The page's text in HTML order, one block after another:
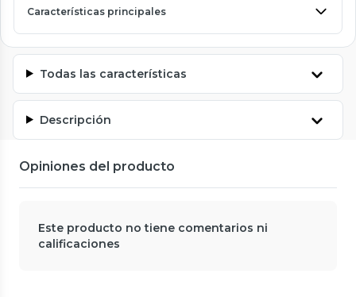
Características principales
Todas las características
Descripción
Opiniones del producto
Este producto no tiene comentarios ni
calificaciones